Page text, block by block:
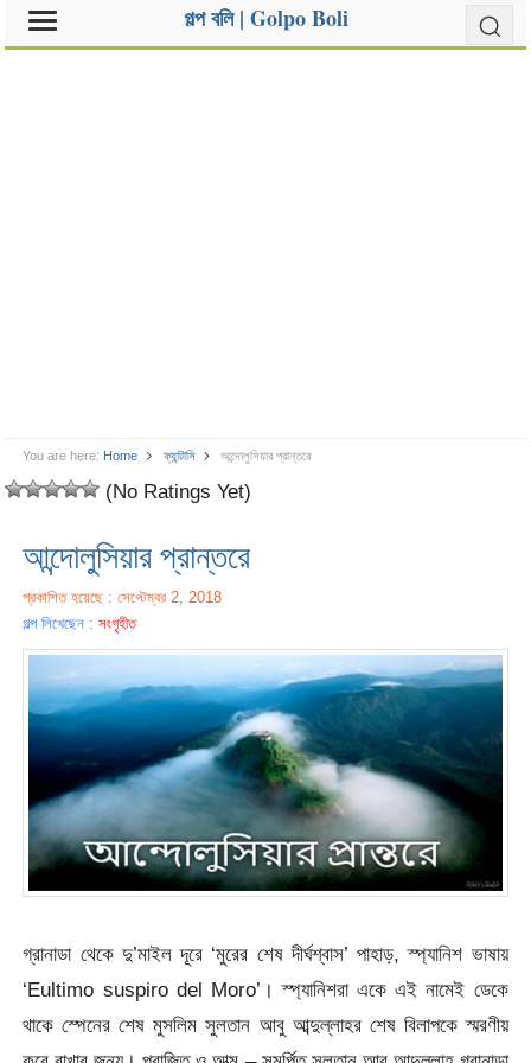
গল্প বলি | Golpo Boli
You are here: Home ফ্যান্টাসি আন্দোলুসিয়ার প্রান্তরে
(No Ratings Yet)
আন্দোলুসিয়ার প্রান্তরে
প্রকাশিত হয়েছে : সেপ্টেম্বর 2, 2018
গল্প লিখেছেন :সংগৃহীত
গ্রানাডা থেকে দু’মাইল দূরে ‘মুরের শেষ দীর্ঘশ্বাস’ পাহাড়, স্প্যানিশ ভাষায়
‘Eultimo suspiro del Moro’। স্প্যানিশরা একে এই নামেই ডেকে
থাকে স্পেনের শেষ মুসলিম সুলতান আবু আব্দুল্লাহর শেষ বিলাপকে স্মরণীয়